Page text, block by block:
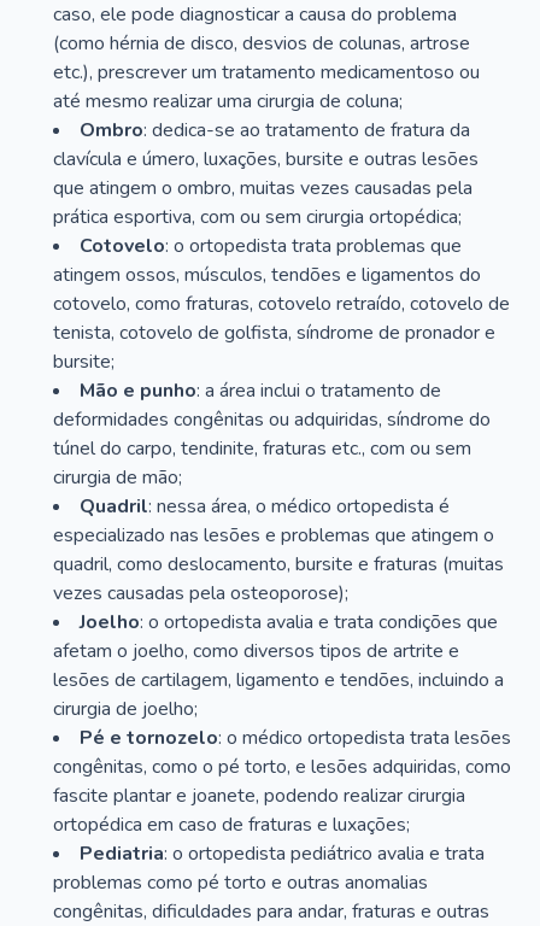
caso, ele pode diagnosticar a causa do problema
(como hérnia de disco, desvios de colunas, artrose
etc.), prescrever um tratamento medicamentoso ou
até mesmo realizar uma cirurgia de coluna;
Ombro: dedica-se ao tratamento de fratura da
clavícula e úmero, luxações, bursite e outras lesões
que atingem o ombro, muitas vezes causadas pela
prática esportiva, com ou sem cirurgia ortopédica;
Cotovelo: o ortopedista trata problemas que
atingem ossos, músculos, tendões e ligamentos do
cotovelo, como fraturas, cotovelo retraído, cotovelo de
tenista, cotovelo de golfista, síndrome de pronador e
bursite;
Mão e punho: a área inclui o tratamento de
deformidades congênitas ou adquiridas, síndrome do
túnel do carpo, tendinite, fraturas etc., com ou sem
cirurgia de mão;
Quadril: nessa área, o médico ortopedista é
especializado nas lesões e problemas que atingem o
quadril, como deslocamento, bursite e fraturas (muitas
vezes causadas pela osteoporose);
Joelho: o ortopedista avalia e trata condições que
afetam o joelho, como diversos tipos de artrite e
lesões de cartilagem, ligamento e tendões, incluindo a
cirurgia de joelho;
Pé e tornozelo: o médico ortopedista trata lesões
congênitas, como o pé torto, e lesões adquiridas, como
fascite plantar e joanete, podendo realizar cirurgia
ortopédica em caso de fraturas e luxações;
Pediatria: o ortopedista pediátrico avalia e trata
problemas como pé torto e outras anomalias
congênitas, dificuldades para andar, fraturas e outras